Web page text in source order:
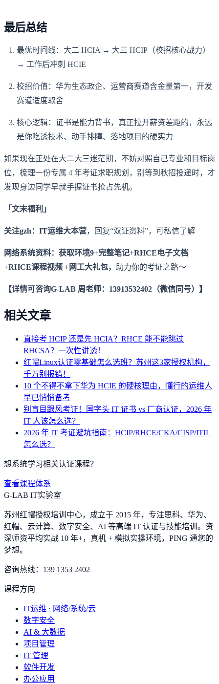
最后总结
最优时间线：大二 HCIA → 大三 HCIP（校招核心战力）
→ 工作后冲刺 HCIE
校招价值：华为生态政企、运营商赛道含金量第一，开发
赛道适度取舍
核心逻辑：证书是能力背书，真正拉开薪资差距的，永远
是你吃透技术、动手排障、落地项目的硬实力
如果现在正处在大二大三迷茫期，不妨对照自己专业和目标岗
位，梳理一份专属 4 年考证求职规划，别等到秋招投递时，才
发现身边同学早就手握证书抢占先机。
「文末福利」
关注gzh：IT运维大本营，回复“双证资料”，可私信了解
网络系统资料：获取环境9+完整笔记+RHCE电子文档
+RHCE课程视频 +网工大礼包， 助力你的考证之路～
【详情可咨询G-LAB 周老师：13913532402（微信同号）】
相关文章
直接考 HCIP 还是先 HCIA？RHCE 能不能跳过
RHCSA？一次性讲透！
红帽Linux认证零基础怎么选班？苏州这3家授权机构，
千万别报错！
10 个不得不拿下华为 HCIE 的硬核理由，懂行的运维人
早已悄悄备考
别盲目跟风考证！国字头 IT 证书 vs 厂商认证，2026 年
IT 人该怎么选？
2026 年 IT 考证避坑指南：HCIP/RHCE/CKA/CISP/ITIL
怎么选？
想系统学习相关认证课程？
查看课程体系
G-LAB IT实验室
苏州红帽授权培训中心，成立于 2015 年，专注思科、华为、
红帽、云计算、数字安全、AI 等高端 IT 认证与技能培训。资
深师资平均实战 10 年+，真机 + 模拟实操环境， PING 通您的
梦想。
咨询热线： 139 1353 2402
课程方向
IT运维 · 网络/系统/云
数字安全
AI & 大数据
项目管理
IT 管理
软件开发
办公应用